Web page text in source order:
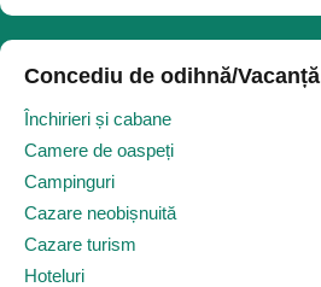
Concediu de odihnă/Vacanță
Închirieri și cabane
Camere de oaspeți
Campinguri
Cazare neobișnuită
Cazare turism
Hoteluri